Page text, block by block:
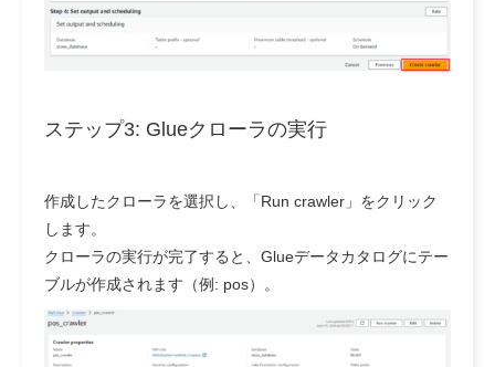
ステップ3: Glueクローラの実行
作成したクローラを選択し、「Run crawler」をクリック
します。
クローラの実行が完了すると、Glueデータカタログにテー
ブルが作成されます（例: pos）。